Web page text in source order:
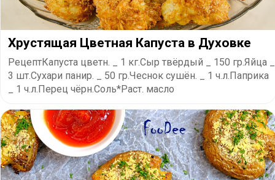
Хрустящая Цветная Капуста в Духовке
РецептКапуста цветн. _ 1 кг.Сыр твёрдый _ 150 гр.Яйца _
3 шт.Сухари панир. _ 50 гр.Чеснок сушён. _ 1 ч.л.Паприка
_ 1 ч.л.Перец чёрн.Соль*Раст. масло